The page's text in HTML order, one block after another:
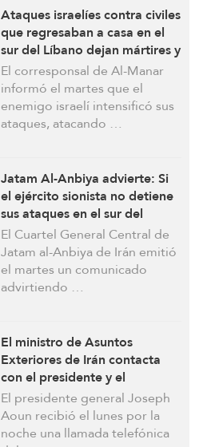
Ataques israelíes contra civiles
que regresaban a casa en el
sur del Líbano dejan mártires y
heridos
El corresponsal de Al-Manar
informó el martes que el
enemigo israelí intensificó sus
ataques, atacando …
Jatam Al-Anbiya advierte: Si
el ejército sionista no detiene
sus ataques en el sur del
Líbano, debe esperar una
dura respuesta de las fuerzas
armadas iraníes
El Cuartel General Central de
Jatam al-Anbiya de Irán emitió
el martes un comunicado
advirtiendo …
El ministro de Asuntos
Exteriores de Irán contacta
con el presidente y el
presidente del Parlamento del
Líbano, reafirmando su apoyo
a la estabilidad, la
El presidente general Joseph
Aoun recibió el lunes por la
noche una llamada telefónica